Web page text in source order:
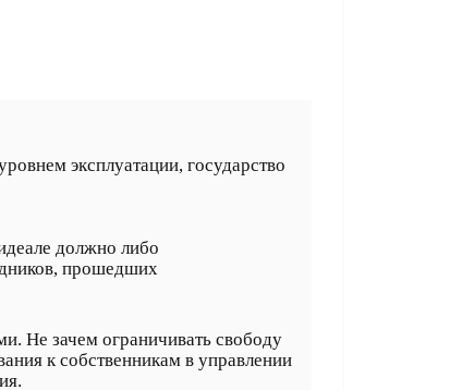
эксплуатации, государство
должно либо
прошедших
Не зачем ограничивать свободу
к собственникам в управлении